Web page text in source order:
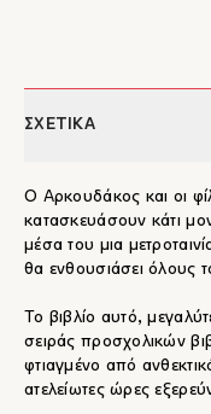
ΣΧΕΤΙΚΑ
Ο Αρκουδάκος και οι
κατασκευάσουν κάτι
μέσα του μια
θα ενθουσιάσει όλους
Το βιβλίο αυτό,
σειράς προσχολικών
φτιαγμένο από
ατελείωτες ώρες